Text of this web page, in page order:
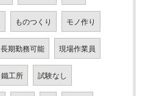
ものつくり モノ作り
長期勤務可能 現場作業員
鐵工所 試験なし